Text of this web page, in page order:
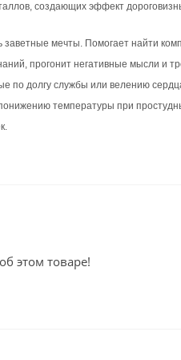
создающих эффект
мечты. Помогает найти
прогонит негативные мысли и
по долгу службы или велению
температуры при
этом товаре!